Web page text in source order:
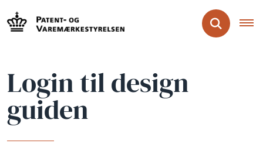
Login til design
guiden